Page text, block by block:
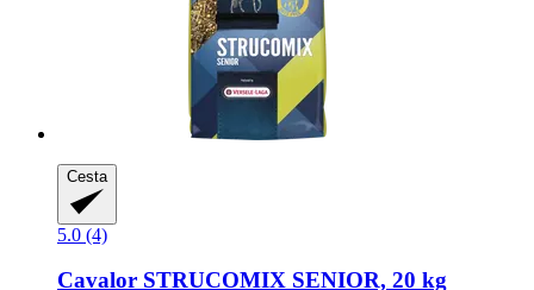
Cesta
5.0 (4)
Cavalor STRUCOMIX SENIOR, 20 kg